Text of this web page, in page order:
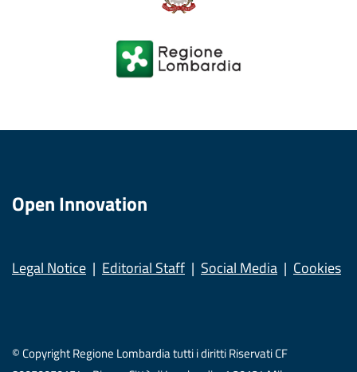
Open Innovation
Legal Notice Editorial Staff Social Media Cookies
© Copyright Regione Lombardia tutti i diritti Riservati CF